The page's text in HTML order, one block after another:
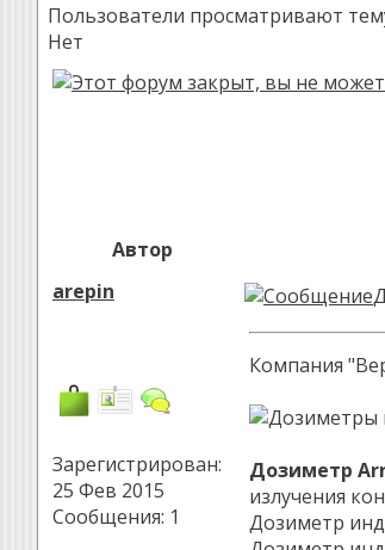
Пользователи просматривают
Нет
Автор
arepin
Зарегистрирован:
25 Фев 2015
Сообщения: 1
Компания
Дозиметр
излучения
Дозиметр